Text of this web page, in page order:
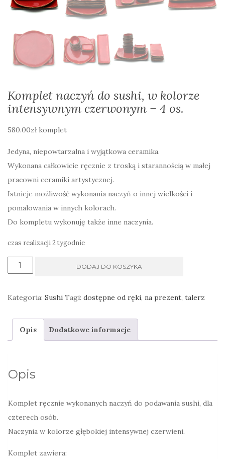
Komplet naczyń do sushi, w kolorze
intensywnym czerwonym – 4 os.
580.00zł komplet
Jedyna, niepowtarzalna i wyjątkowa ceramika.
Wykonana całkowicie ręcznie z troską i starannością w małej
pracowni ceramiki artystycznej.
Istnieje możliwość wykonania naczyń o innej wielkości i
pomalowania w innych kolorach.
Do kompletu wykonuję także inne naczynia.
czas realizacji 2 tygodnie
ilość
sushi,
czerwonym
4
os.
DODAJ DO KOSZYKA
Kategoria: Sushi Tagi: dostępne od ręki, na prezent, talerz
Opis Dodatkowe informacje
Opis
Komplet ręcznie wykonanych naczyń do podawania sushi, dla
czterech osób.
Naczynia w kolorze głębokiej intensywnej czerwieni.
Komplet zawiera: